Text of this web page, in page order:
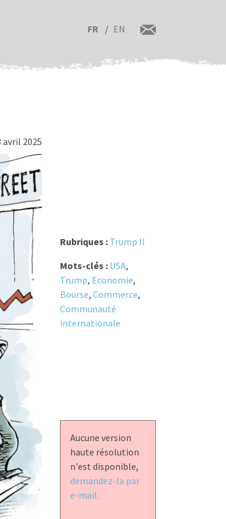
FR EN
avril 2025
Rubriques : Trump II
Mots-clés : USA,
Trump, Economie,
Bourse, Commerce,
Communauté
internationale
Aucune version
haute résolution
n'est disponible,
demandez-la par
e-mail.